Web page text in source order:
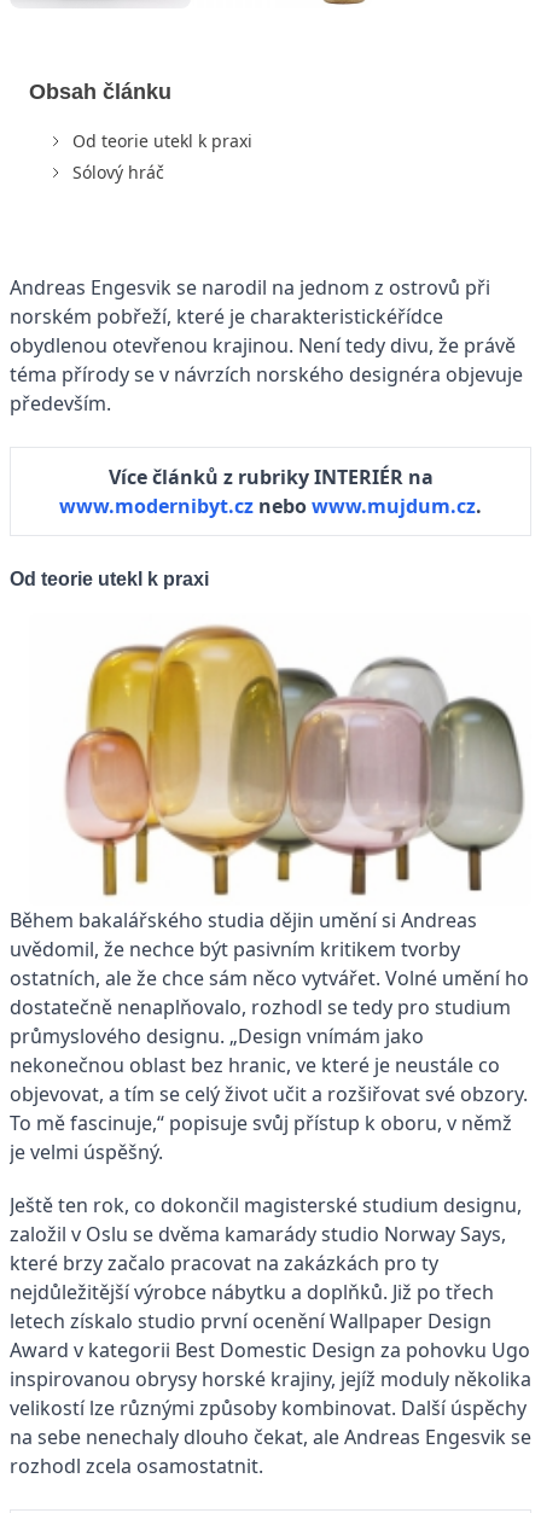
Obsah článku
Od teorie utekl k praxi
Sólový hráč
Andreas Engesvik se narodil na jednom z ostrovů při
norském pobřeží, které je charakteristickéřídce
obydlenou otevřenou krajinou. Není tedy divu, že právě
téma přírody se v návrzích norského designéra objevuje
především.
Více článků z rubriky INTERIÉR na
www.modernibyt.cz nebowww.mujdum.cz.
Od teorie utekl k praxi
Během bakalářského studia dějin umění si Andreas
uvědomil, že nechce být pasivním kritikem tvorby
ostatních, ale že chce sám něco vytvářet. Volné umění ho
dostatečně nenaplňovalo, rozhodl se tedy pro studium
průmyslového designu. „Design vnímám jako
nekonečnou oblast bez hranic, ve které je neustále co
objevovat, a tím se celý život učit a rozšiřovat své obzory.
To mě fascinuje,“ popisuje svůj přístup k oboru, v němž
je velmi úspěšný.
Ještě ten rok, co dokončil magisterské studium designu,
založil v Oslu se dvěma kamarády studio Norway Says,
které brzy začalo pracovat na zakázkách pro ty
nejdůležitější výrobce nábytku a doplňků. Již po třech
letech získalo studio první ocenění Wallpaper Design
Award v kategorii Best Domestic Design za pohovku Ugo
inspirovanou obrysy horské krajiny, jejíž moduly několika
velikostí lze různými způsoby kombinovat. Další úspěchy
na sebe nenechaly dlouho čekat, ale Andreas Engesvik se
rozhodl zcela osamostatnit.